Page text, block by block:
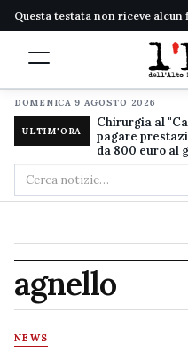
Questa testata non riceve
DOMENICA 9 AGOSTO 2026
ULTIM'ORA
Chirurgia al
pagare
da 800 euro al
Cerca
nel
agnello
NEWS